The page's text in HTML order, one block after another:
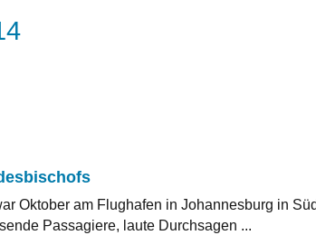
Oktober am Flughafen in Johannesburg in
Passagiere, laute Durchsagen ...